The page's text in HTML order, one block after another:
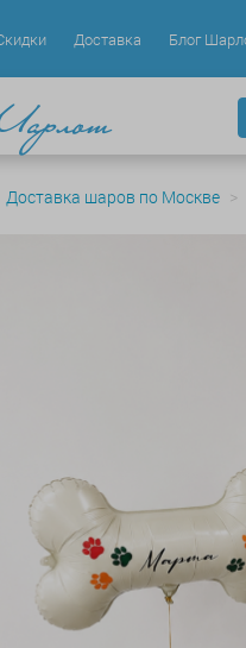
Доставка Блог
Доставка шаров по Москве